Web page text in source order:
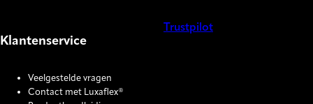
Klantenservice
Veelgestelde vragen
Contact met Luxaflex®
Trustpilot